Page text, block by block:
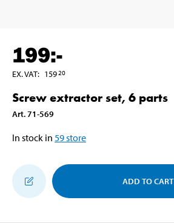
199:-
EX. VAT: 15920
Screw extractor set, 6 parts
Art.71-569
In stock in 59store
ADD TO CART